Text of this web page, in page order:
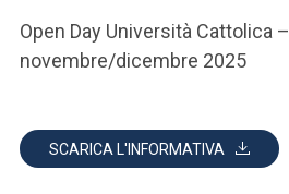
Open Day Università Cattolica –
novembre/dicembre 2025
SCARICA L'INFORMATIVA